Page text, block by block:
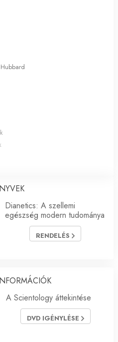
Dianetics: A szellemi
egészség modern tudománya
RENDELÉS
A Scientology áttekintése
DVD IGÉNYLÉSE